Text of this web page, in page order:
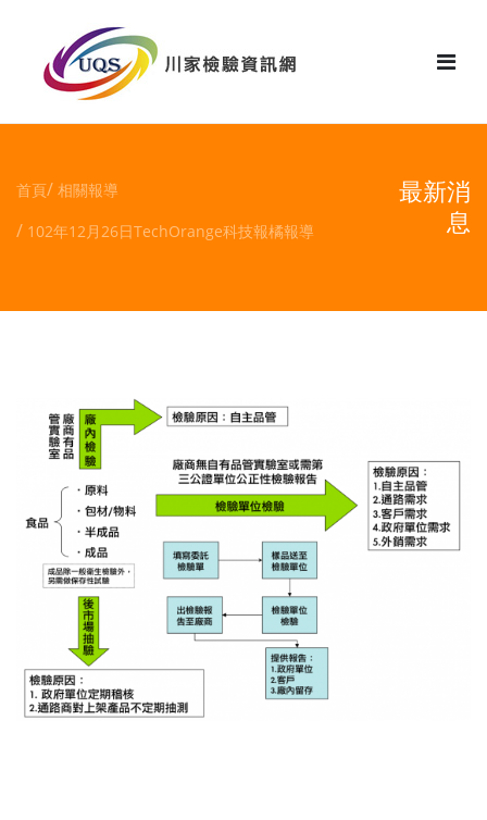
首頁 相關報導
102年12月26日TechOrange科技報橘報導
最新消
息